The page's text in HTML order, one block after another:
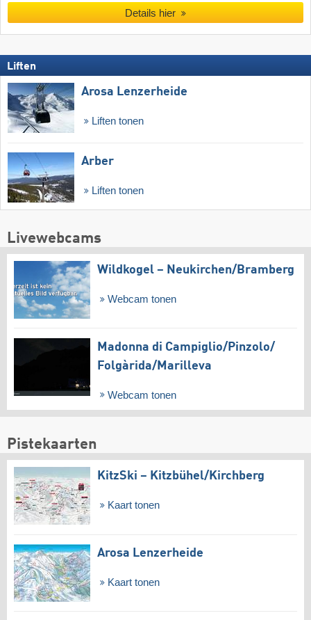
Details hier
Liften
Arosa Lenzerheide
Liften tonen
Arber
Liften tonen
Livewebcams
Wildkogel – Neukirchen/​Bramberg
Webcam tonen
Madonna di Campiglio/​Pinzolo/​
Folgàrida/​Marilleva
Webcam tonen
Pistekaarten
KitzSki – Kitzbühel/​Kirchberg
Kaart tonen
Arosa Lenzerheide
Kaart tonen